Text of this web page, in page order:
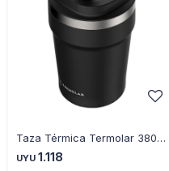
Taza Térmica Termolar 380ML Uniq - NEGRO
UYU 1.118